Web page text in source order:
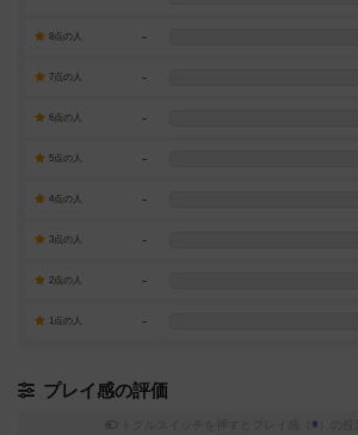
8点の人 -
7点の人 -
6点の人 -
5点の人 -
4点の人 -
3点の人 -
2点の人 -
1点の人 -
プレイ感の評価
※